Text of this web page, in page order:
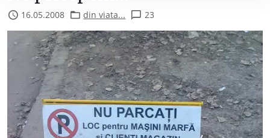
16.05.2008 din viata... 23